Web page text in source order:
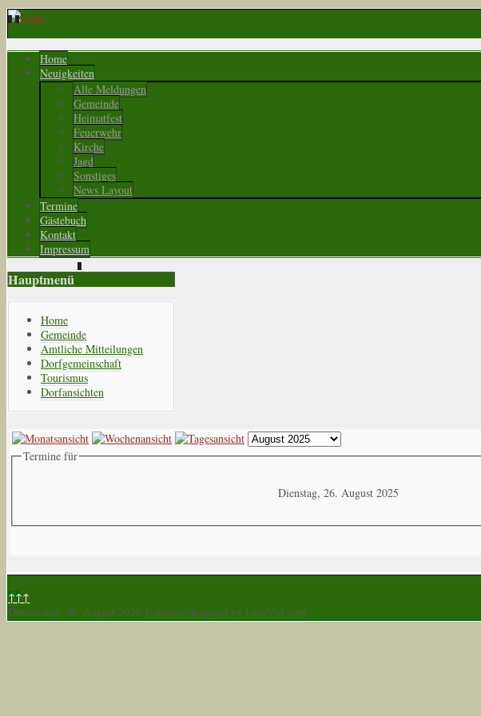
Home
Neuigkeiten
Alle Meldungen
Gemeinde
Heimatfest
Feuerwehr
Kirche
Jagd
Sonstiges
News Layout
Termine
Gästebuch
Kontakt
Impressum
Hauptmenü
Home
Gemeinde
Amtliche Mitteilungen
Dorfgemeinschaft
Tourismus
Dorfansichten
Termine für
Dienstag, 26. August 2025
↑↑↑
Donnerstag, 06. August 2026 Template designed by LernVid.com